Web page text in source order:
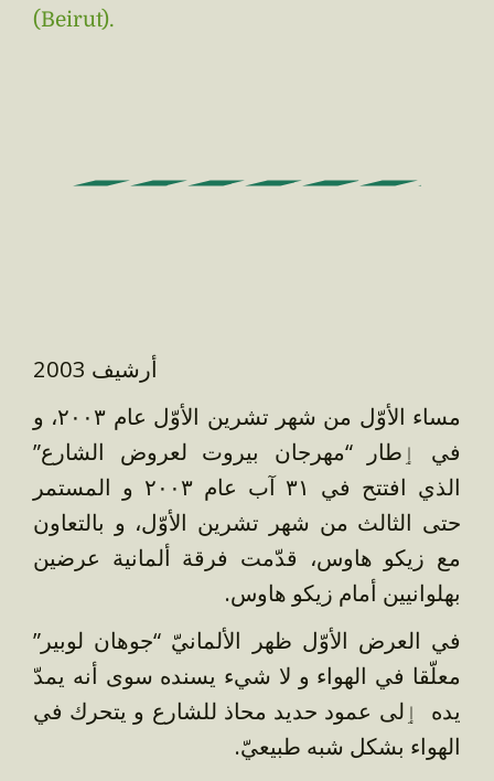
(Beirut).
أرشيف 2003
مساء الأوّل من شهر تشرين الأوّل عام ٢٠٠٣، و
في ٳطار “مهرجان بيروت لعروض الشارع”
الذي افتتح في ٣١ آب عام ٢٠٠٣ و المستمر
حتى الثالث من شهر تشرين الأوّل، و بالتعاون
مع زيكو هاوس، قدّمت فرقة ألمانية عرضين
بهلوانيين أمام زيكو هاوس.
في العرض الأوّل ظهر الألمانيّ “جوهان لوبير”
معلّقا في الهواء و لا شيء يسنده سوى أنه يمدّ
يده ٳلى عمود حديد محاذ للشارع و يتحرك في
الهواء بشكل شبه طبيعيّ.